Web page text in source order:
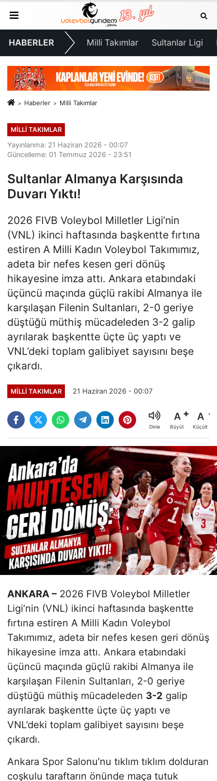
HABERLER Milli Takımlar Sultanlar Ligi
Haberler Milli Takımlar
MILLI TAKIMLAR
Yayınlanma: 21 Haziran 2026 - 00:07
Güncelleme: 01 Temmuz 2026 - 23:51
Sultanlar Almanya Karşısında
Duvarı Yıktı!
2026 FIVB Voleybol Milletler Ligi’nin
(VNL) ikinci haftasında başkentte fırtına
estiren A Milli Kadın Voleybol Takımımız,
adeta bir nefes kesen geri dönüş
hikayesine imza attı. Ankara etabındaki
üçüncü maçında güçlü rakibi Almanya ile
karşılaşan Filenin Sultanları, 2-0 geriye
düştüğü müthiş mücadeleden 3-2 galip
ayrılarak başkentte üçte üç yaptı ve
VNL’deki toplam galibiyet sayısını beşe
çıkardı.
MILLI TAKIMLAR 21 Haziran 2026 - 00:07
Dinle
A
Büyüt
A
Küçült
ANKARA – 2026 FIVB Voleybol Milletler
Ligi’nin (VNL) ikinci haftasında başkentte
fırtına estiren A Milli Kadın Voleybol
Takımımız, adeta bir nefes kesen geri dönüş
hikayesine imza attı. Ankara etabındaki
üçüncü maçında güçlü rakibi Almanya ile
karşılaşan Filenin Sultanları, 2-0 geriye
düştüğü müthiş mücadeleden 3-2 galip
ayrılarak başkentte üçte üç yaptı ve
VNL’deki toplam galibiyet sayısını beşe
çıkardı.
Ankara Spor Salonu’nu tıklım tıklım dolduran
coşkulu taraftarın önünde maça tutuk